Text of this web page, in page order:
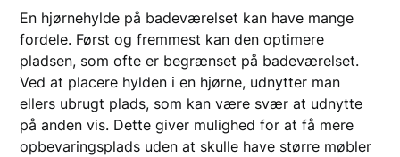
En hjørnehylde på badeværelset kan have mange
fordele. Først og fremmest kan den optimere
pladsen, som ofte er begrænset på badeværelset.
Ved at placere hylden i en hjørne, udnytter man
ellers ubrugt plads, som kan være svær at udnytte
på anden vis. Dette giver mulighed for at få mere
opbevaringsplads uden at skulle have større møbler